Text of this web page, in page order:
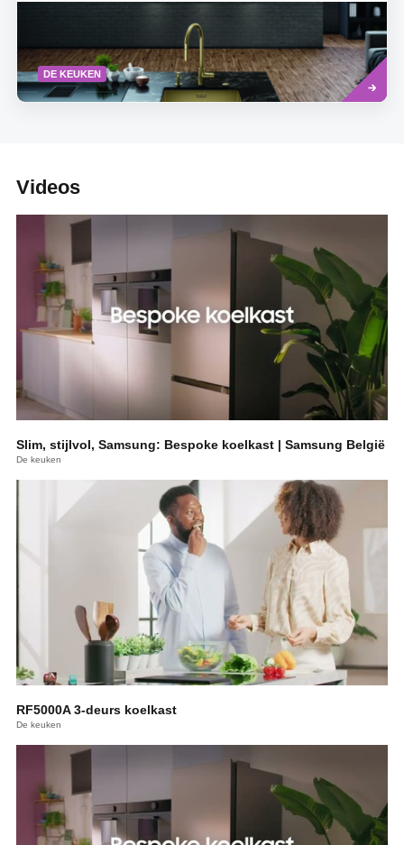
DE KEUKEN
Read
more
Videos
Slim, stijlvol, Samsung: Bespoke koelkast | Samsung België
De keuken
RF5000A 3-deurs koelkast
De keuken